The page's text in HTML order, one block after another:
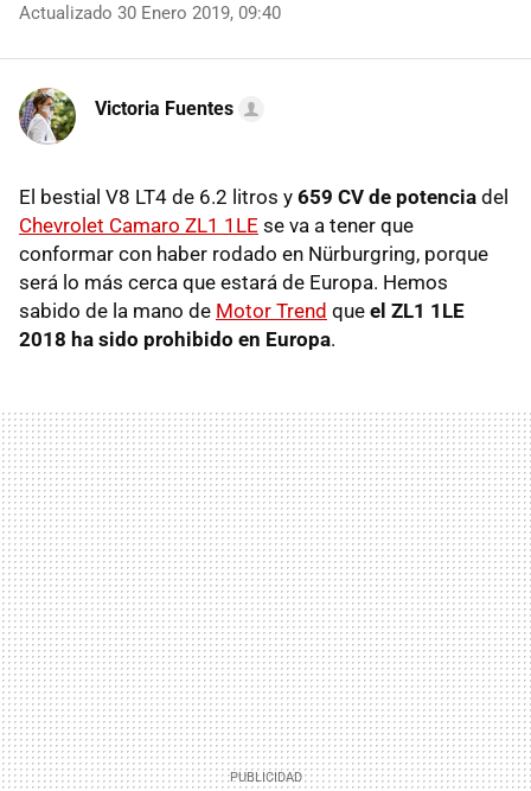
Actualizado 30 Enero 2019, 09:40
Victoria Fuentes
El bestial V8 LT4 de 6.2 litros y 659 CV de potencia del
Chevrolet Camaro ZL1 1LE se va a tener que
conformar con haber rodado en Nürburgring, porque
será lo más cerca que estará de Europa. Hemos
sabido de la mano de Motor Trend que el ZL1 1LE
2018 ha sido prohibido en Europa.